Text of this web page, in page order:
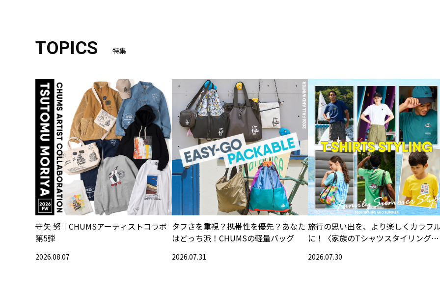
TOPICS 特集
守矢 努｜CHUMSアーティストコラボ
第5弾
2026.08.07
タフさを重視？携帯性を優先？あなた
はどっち派！CHUMSの軽量バッグ
2026.07.31
旅行の思い出を、より楽しくカラフ
に！〈家族のTシャツスタイリング特
2026.07.30